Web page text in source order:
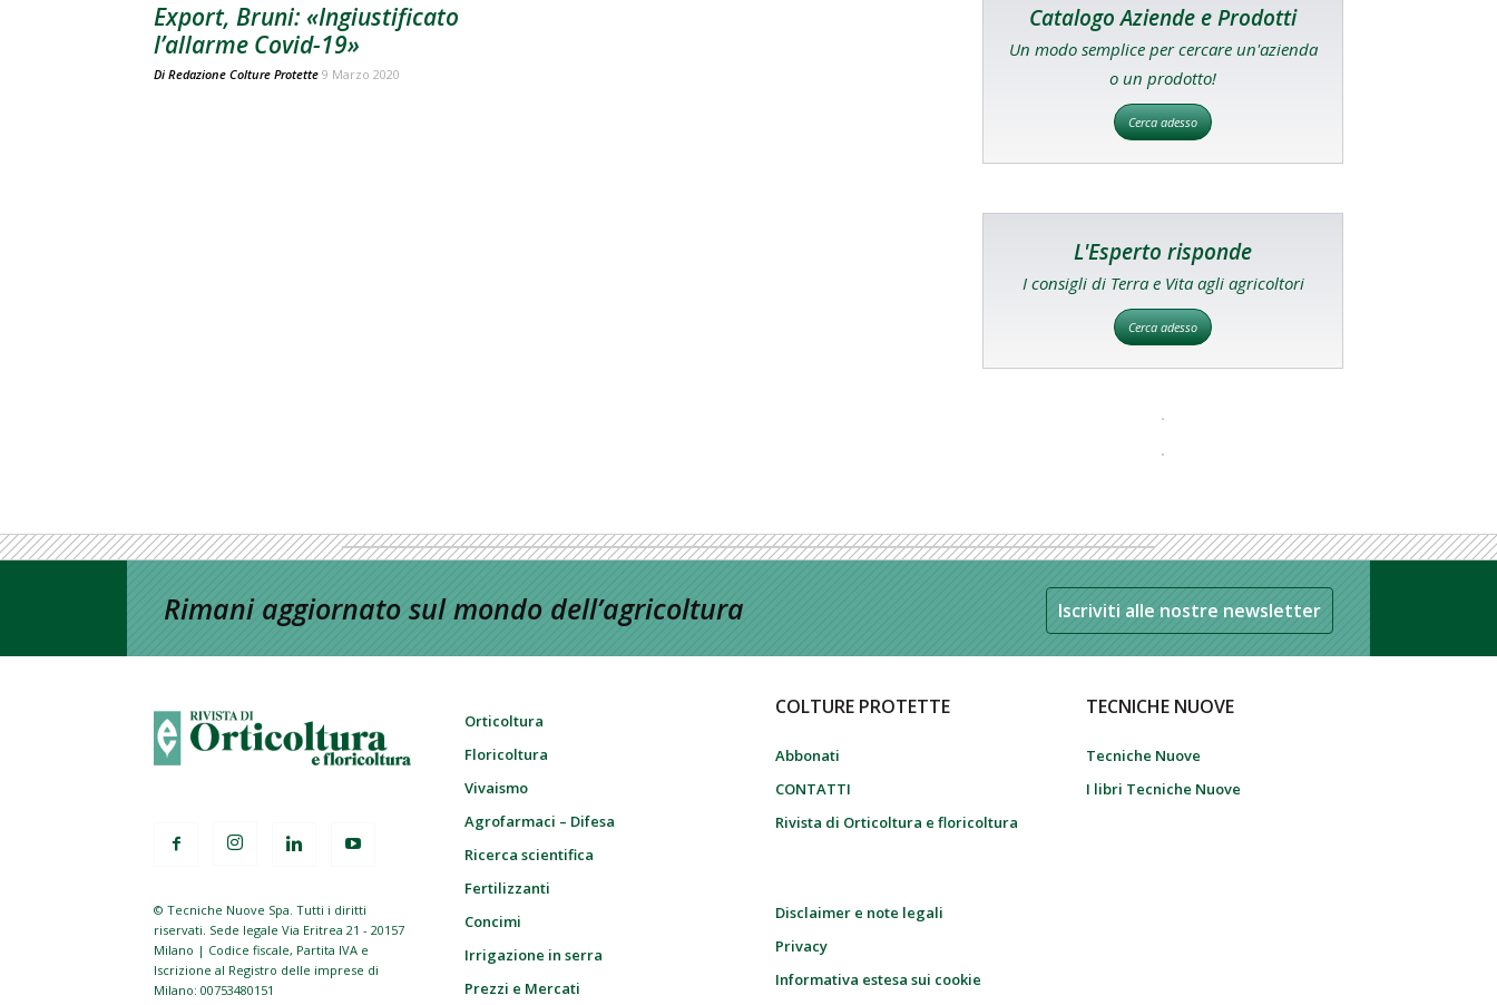
Export, Bruni: «Ingiustificato
l’allarme Covid-19»
Di Redazione Colture Protette 9 Marzo 2020
Catalogo Aziende e Prodotti
Un modo semplice per cercare un'azienda
o un prodotto!
Cerca adesso
L'Esperto risponde
I consigli di Terra e Vita agli agricoltori
Cerca adesso
Rimani aggiornato sul mondo dell’agricoltura Iscriviti alle nostre newsletter
© Tecniche Nuove Spa. Tutti i diritti
riservati. Sede legale Via Eritrea 21 - 20157
Milano | Codice fiscale, Partita IVA e
Iscrizione al Registro delle imprese di
Milano: 00753480151
Orticoltura
Floricoltura
Vivaismo
Agrofarmaci – Difesa
Ricerca scientifica
Fertilizzanti
Concimi
Irrigazione in serra
Prezzi e Mercati
COLTURE PROTETTE
Abbonati
CONTATTI
Rivista di Orticoltura e floricoltura
Disclaimer e note legali
Privacy
Informativa estesa sui cookie
TECNICHE NUOVE
Tecniche Nuove
I libri Tecniche Nuove